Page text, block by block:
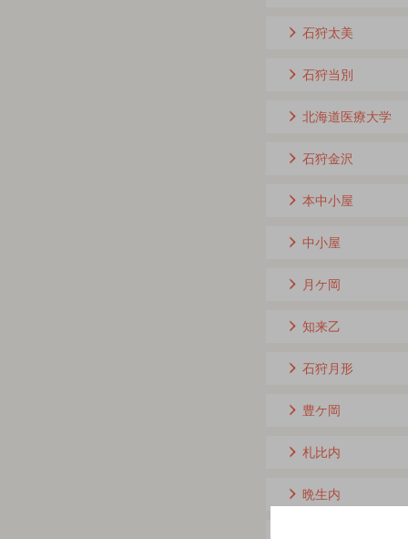
石狩太美
石狩当別
北海道医療大学
石狩金沢
本中小屋
中小屋
月ケ岡
知来乙
石狩月形
豊ケ岡
札比内
晩生内